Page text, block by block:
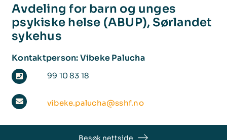
Bli medlem
Avdeling for barn og unges
psykiske helse (ABUP), Sørlandet
sykehus
Kontaktperson: Vibeke Palucha
99 10 83 18
vibeke.palucha@sshf.no
Besøk nettside